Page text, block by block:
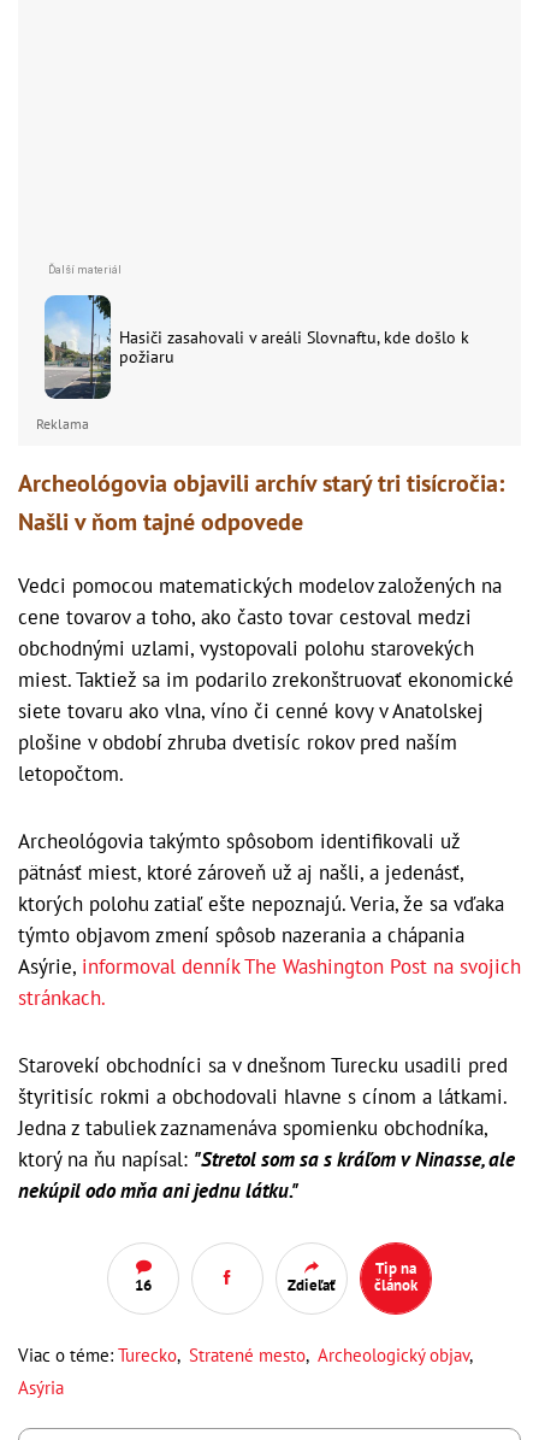
Hasiči zasahovali v areáli Slovnaftu, kde došlo k
požiaru
Reklama
Archeológovia objavili archív starý tri tisícročia:
Našli v ňom tajné odpovede
Vedci pomocou matematických modelov založených na
cene tovarov a toho, ako často tovar cestoval medzi
obchodnými uzlami, vystopovali polohu starovekých
miest. Taktiež sa im podarilo zrekonštruovať ekonomické
siete tovaru ako vlna, víno či cenné kovy v Anatolskej
plošine v období zhruba dvetisíc rokov pred naším
letopočtom.
Archeológovia takýmto spôsobom identifikovali už
pätnásť miest, ktoré zároveň už aj našli, a jedenásť,
ktorých polohu zatiaľ ešte nepoznajú. Veria, že sa vďaka
týmto objavom zmení spôsob nazerania a chápania
Asýrie, informoval denník The Washington Post na svojich
stránkach.
Starovekí obchodníci sa v dnešnom Turecku usadili pred
štyritisíc rokmi a obchodovali hlavne s cínom a látkami.
Jedna z tabuliek zaznamenáva spomienku obchodníka,
ktorý na ňu napísal: "Stretol som sa s kráľom v Ninasse, ale
nekúpil odo mňa ani jednu látku."
16 Zdieľať
Tip na
článok
Viac o téme: Turecko, Stratené mesto, Archeologický objav,
Asýria